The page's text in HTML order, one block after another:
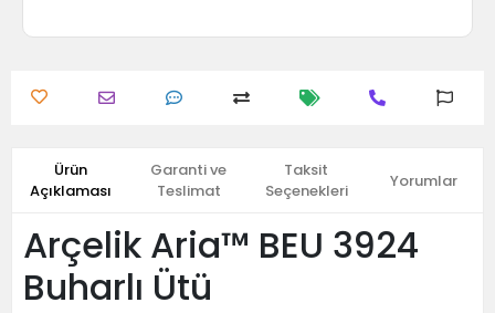
Ürün
Açıklaması
Garanti ve
Teslimat
Taksit
Seçenekleri
Yorumlar
Arçelik Aria™ BEU 3924
Buharlı Ütü